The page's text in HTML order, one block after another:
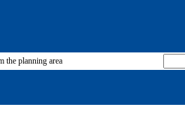
the planning area